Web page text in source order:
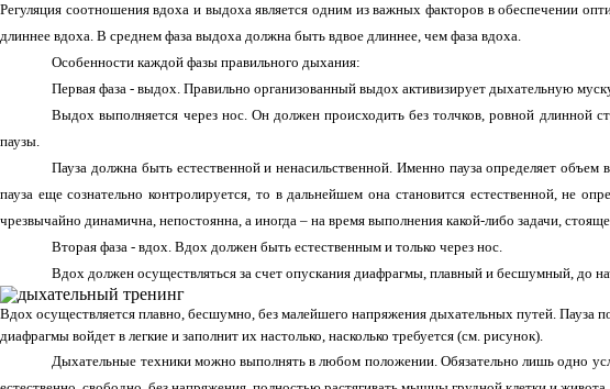
Регуляция соотношения вдоха и выдоха является одним из важных факторов в обеспечении
длиннее вдоха. В среднем фаза выдоха должна быть вдвое длиннее, чем фаза вдоха.
Особенности каждой фазы правильного дыхания:
Первая фаза - выдох. Правильно организованный выдох активизирует дыхательную
Выдох выполняется через нос. Он должен происходить без толчков, ровной длинной
паузы.
Пауза должна быть естественной и ненасильственной. Именно пауза определяет
пауза еще сознательно контролируется, то в дальнейшем она становится естественной, не
чрезвычайно динамична, непостоянна, а иногда – на время выполнения какой-либо задачи,
Вторая фаза - вдох. Вдох должен быть естественным и только через нос.
Вдох должен осуществляться за счет опускания диафрагмы, плавный и бесшумный, до
Вдох осуществляется плавно, бесшумно, без малейшего напряжения дыхательных путей. Пауза
диафрагмы войдет в легкие и заполнит их настолько, насколько требуется (см. рисунок).
Дыхательные техники можно выполнять в любом положении. Обязательно лишь одно